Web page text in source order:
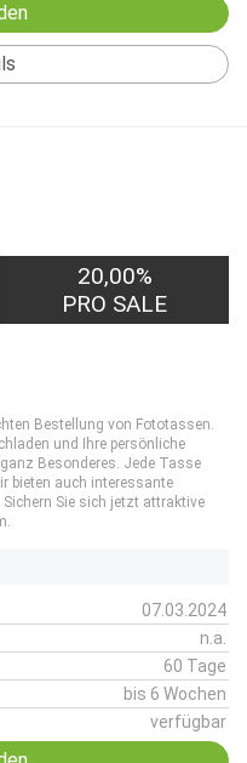
20,00%
PRO SALE
Bestellung von Fototassen.
und Ihre persönliche
Besonderes. Jede Tasse
bieten auch interessante
Sie sich jetzt attraktive
07.03.2024
n.a.
60 Tage
bis 6 Wochen
verfügbar